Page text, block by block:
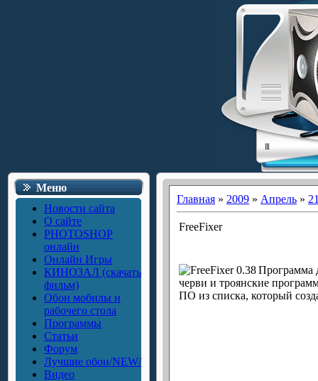
Меню
Новости сайта
О сайте
PHOTOSHOP
онлайн
Онлайн Игры
КИНОЗАЛ (скачать
фильм)
Обои мобилы и
рабочего стола
Программы
Статьи
Форум
Лучшие обои/NEW/
Видео
Главная » 2009 » Апрель »
FreeFixer
Программа
черви и троянские
ПО из списка, который